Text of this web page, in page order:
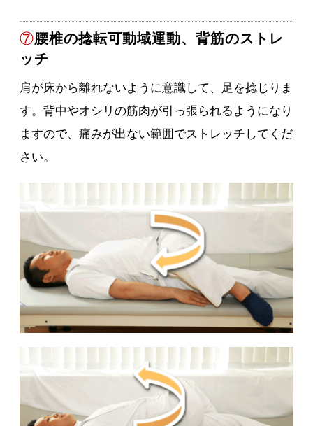
⑦腰椎の捻転可動域運動、背筋のストレ
ッチ
肩が床から離れないように意識して、足を捻じりま
す。背中やオシリの筋肉が引っ張られるようになり
ますので、痛みが出ない範囲でストレッチしてくだ
さい。